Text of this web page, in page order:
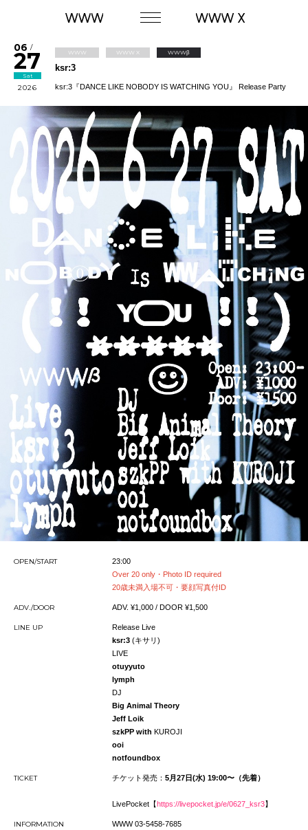
06 /
27
Sat
2026
WWW WWW X WWWβ
ksr:3
ksr:3『DANCE LIKE NOBODY IS WATCHING YOU』 Release Party
OPEN/START
23:00
Over 20 only・Photo ID required
20歳未満入場不可・要顔写真付ID
ADV./DOOR ADV. ¥1,000 / DOOR ¥1,500
LINE UP
Release Live
ksr:3(キサリ)
LIVE
otuyyuto
lymph
DJ
Big Animal Theory
Jeff Loik
szkPP with KUROJI
ooi
notfoundbox
TICKET チケット発売： 5月27日(水) 19:00〜（先着）
LivePocket【 https://livepocket.jp/e/0627_ksr3】
INFORMATION WWW 03-5458-7685